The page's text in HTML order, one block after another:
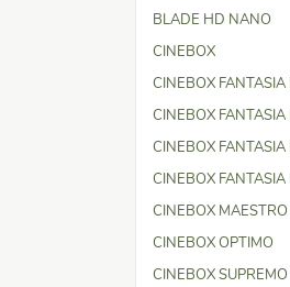
BLADE HD NANO
CINEBOX
CINEBOX FANTASIA
CINEBOX FANTASIA
CINEBOX FANTASIA
CINEBOX FANTASIA
CINEBOX MAESTRO
CINEBOX OPTIMO
CINEBOX SUPREMO